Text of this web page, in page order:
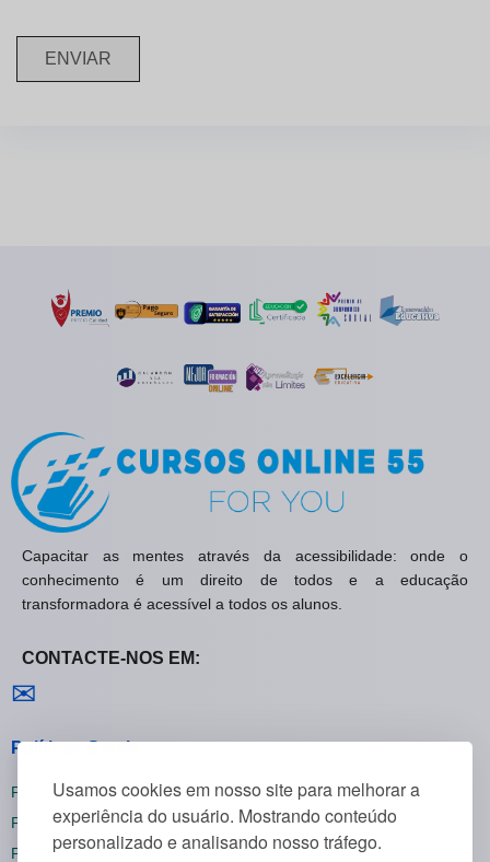
Usamos cookies em nosso site para melhorar a
experiência do usuário. Mostrando conteúdo
personalizado e analisando nosso tráfego.
ENVIAR
Capacitar as mentes através da acessibilidade: onde o
conhecimento é um direito de todos e a educação
transformadora é acessível a todos os alunos.
CONTACTE-NOS EM:
✉
Políticas Gerais
Política de Privacidade
Política de Cookies
Política de Reembolsos